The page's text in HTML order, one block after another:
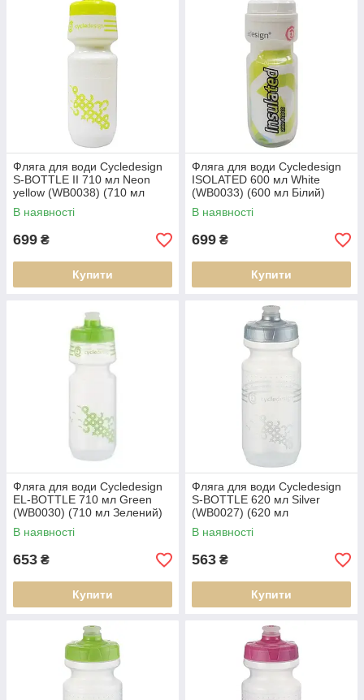
Фляга для води Cycledesign
S-BOTTLE II 710 мл Neon
yellow (WB0038) (710 мл
Neon yellow)
В наявності
699 ₴
Купити
Фляга для води Cycledesign
ISOLATED 600 мл White
(WB0033) (600 мл Білий)
В наявності
699 ₴
Купити
Фляга для води Cycledesign
EL-BOTTLE 710 мл Green
(WB0030) (710 мл Зелений)
В наявності
653 ₴
Купити
Фляга для води Cycledesign
S-BOTTLE 620 мл Silver
(WB0027) (620 мл
Сріблястий)
В наявності
563 ₴
Купити